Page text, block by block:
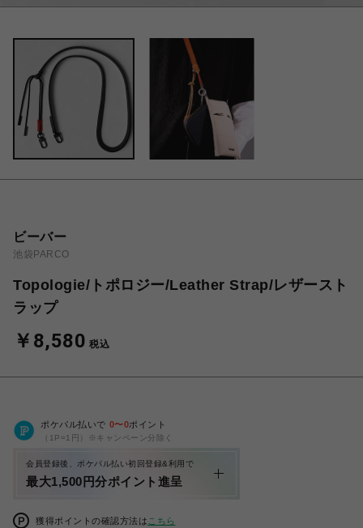
ビーバー
池袋PARCO
Topologie/トポロジー/Leather Strap/レザースト
ラップ
￥8,580 税込
ポケパル払いで 0〜0ポイント
（1P=1円）※キャンペーン分除く
会員登録後、ポケパル払い初回登録&利用で
最大1,500円分ポイント進呈
獲得ポイントの確認方法は こちら